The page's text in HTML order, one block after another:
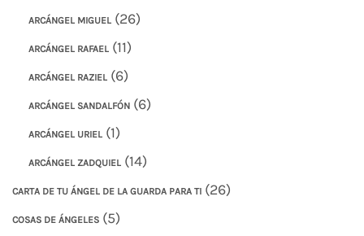
ARCÁNGEL MIGUEL (26)
ARCÁNGEL RAFAEL (11)
ARCÁNGEL RAZIEL (6)
ARCÁNGEL SANDALFÓN (6)
ARCÁNGEL URIEL (1)
ARCÁNGEL ZADQUIEL (14)
CARTA DE TU ÁNGEL DE LA GUARDA PARA TI (26)
COSAS DE ÁNGELES (5)